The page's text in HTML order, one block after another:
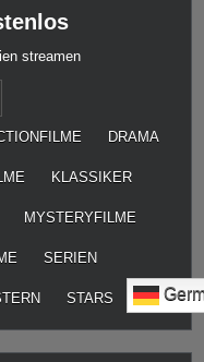
streamen
DRAMA
KLASSIKER
MYSTERYFILME
SERIEN
STARS